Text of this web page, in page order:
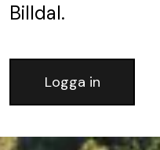
Billdal.
Logga in